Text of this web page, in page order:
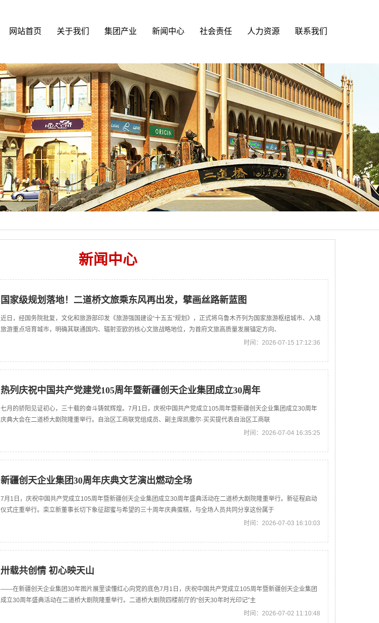
网站首页 关于我们 集团产业 新闻中心 社会责任 人力资源 联系我们
新闻中心
国家级规划落地！二道桥文旅乘东风再出发，擘画丝路新蓝图
近日，经国务院批复，文化和旅游部印发《旅游强国建设“十五五”规划》，正式将乌鲁木齐列为国家旅游枢纽城市、入境
旅游重点培育城市，明确其联通国内、辐射亚欧的核心文旅战略地位，为首府文旅高质量发展锚定方向、
时间：2026-07-15 17:12:36
热列庆祝中国共产党建党105周年暨新疆创天企业集团成立30周年
七月的骄阳见证初心，三十载的奋斗铸就辉煌。7月1日，庆祝中国共产党成立105周年暨新疆创天企业集团成立30周年
庆典大会在二道桥大剧院隆重举行。自治区工商联党组成员、副主席凯撒尔·买买提代表自治区工商联
时间：2026-07-04 16:35:25
新疆创天企业集团30周年庆典文艺演出燃动全场
7月1日，庆祝中国共产党成立105周年暨新疆创天企业集团成立30周年盛典活动在二道桥大剧院隆重举行。新征程启动
仪式庄重举行。栾立新董事长切下象征甜蜜与希望的三十周年庆典蛋糕，与全场人员共同分享这份属于
时间：2026-07-03 16:10:03
卅载共创情 初心映天山
——在新疆创天企业集团30年图片展里读懂红心向党的底色7月1日，庆祝中国共产党成立105周年暨新疆创天企业集团
成立30周年盛典活动在二道桥大剧院隆重举行。二道桥大剧院四楼前厅的“创天30年时光印记”主
时间：2026-07-02 11:10:48